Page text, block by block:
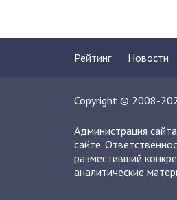
Рейтинг Новости
Copyright © 2008-
Администрация
сайте.
разместивший
аналитические